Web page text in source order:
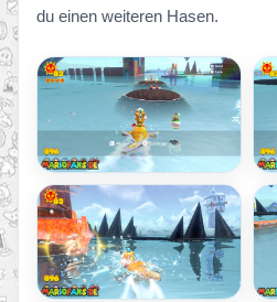
du einen weiteren Hasen.